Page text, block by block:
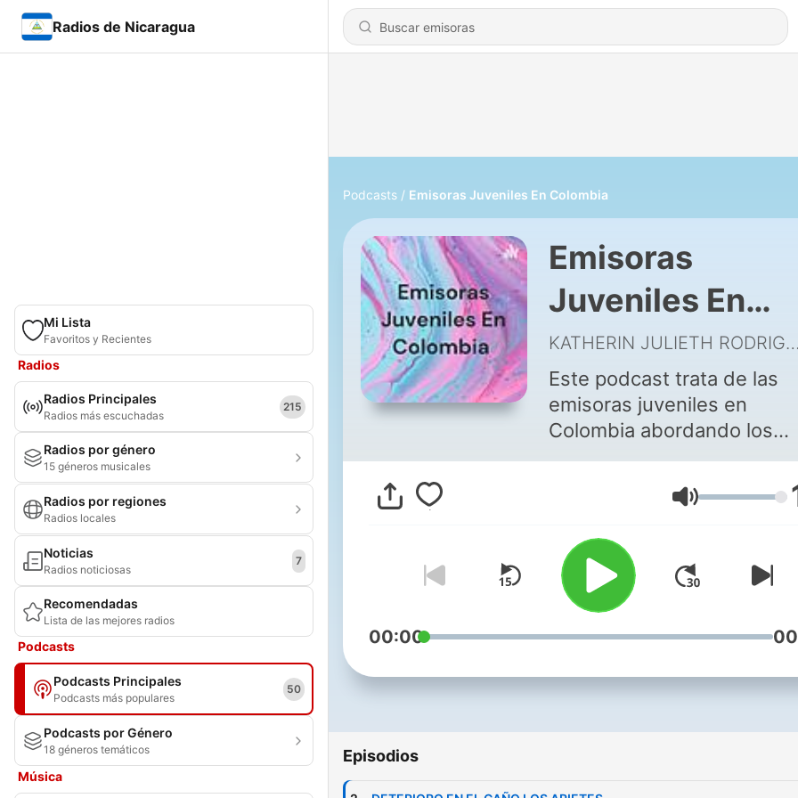
Radios de Nicaragua
Mi Lista
Favoritos y Recientes
Radios
Radios Principales
Radios más escuchadas
215
Radios por género
15 géneros musicales
Radios por regiones
Radios locales
Noticias
Radios noticiosas
7
Recomendadas
Lista de las mejores radios
Podcasts
Podcasts Principales
Podcasts más populares
50
Podcasts por Género
18 géneros temáticos
Música
Podcasts Emisoras Juveniles En Colombia
Emisoras
Juveniles En
Colombia
KATHERIN JULIETH RODRIGUEZ HERNANDEZ
Este podcast trata de las
emisoras juveniles en
Colombia abordando los
siguientes temas : ¿que
objetivo, artículos de
y retos a los que se
emisoras juveniles.
Volumen
00:00
Episodios